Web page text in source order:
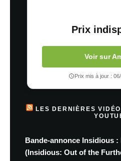
Prix
Voir sur
Prix mis à jour :
LES DERNIÈRES
Bande-annonce Insidious
(Insidious: Out of the